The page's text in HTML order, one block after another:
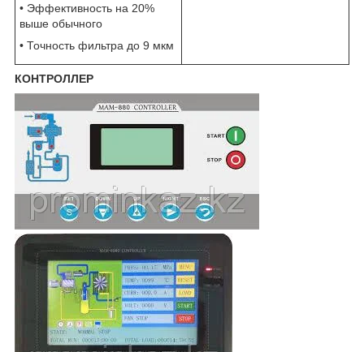
• Эффективность на 20%
выше обычного
• Точность фильтра до 9 мкм
КОНТРОЛЛЕР